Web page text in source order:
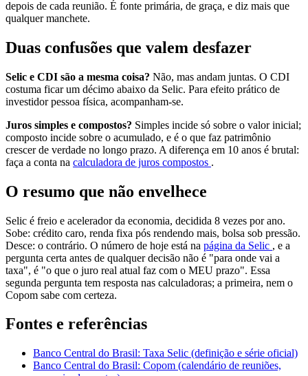
depois de cada reunião. É fonte primária, de graça, e diz mais que
qualquer manchete.
Duas confusões que valem desfazer
Selic e CDI são a mesma coisa? Não, mas andam juntas. O CDI
costuma ficar um décimo abaixo da Selic. Para efeito prático de
investidor pessoa física, acompanham-se.
Juros simples e compostos? Simples incide só sobre o valor inicial;
composto incide sobre o acumulado, e é o que faz patrimônio
crescer de verdade no longo prazo. A diferença em 10 anos é brutal:
faça a conta na calculadora de juros compostos .
O resumo que não envelhece
Selic é freio e acelerador da economia, decidida 8 vezes por ano.
Sobe: crédito caro, renda fixa pós rendendo mais, bolsa sob pressão.
Desce: o contrário. O número de hoje está na página da Selic , e a
pergunta certa antes de qualquer decisão não é "para onde vai a
taxa", é "o que o juro real atual faz com o MEU prazo". Essa
segunda pergunta tem resposta nas calculadoras; a primeira, nem o
Copom sabe com certeza.
Fontes e referências
Banco Central do Brasil: Taxa Selic (definição e série oficial)
Banco Central do Brasil: Copom (calendário de reuniões,